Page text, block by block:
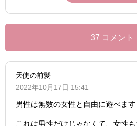
37 コメント
天使の前髪
2022年10月17日 15:41
男性は無数の女性と自由に遊べます
これは男性だけじゃなくて、女性も